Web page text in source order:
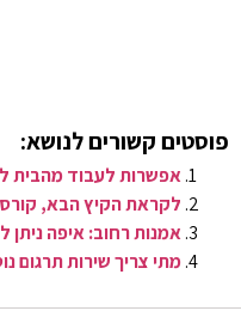
פוסטים קשורים לנושא:
אפשרות לעבוד מהבית
לקראת הקיץ הבא, קורס
אמנות רחוב: איפה
מתי צריך שירות תרגום